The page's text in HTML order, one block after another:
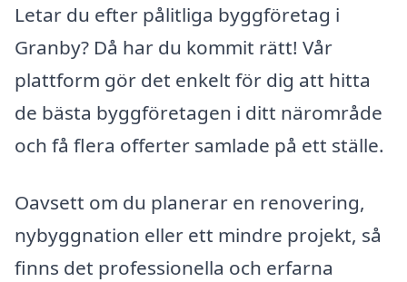
Letar du efter pålitliga byggföretag i
Granby? Då har du kommit rätt! Vår
plattform gör det enkelt för dig att hitta
de bästa byggföretagen i ditt närområde
och få flera offerter samlade på ett ställe.
Oavsett om du planerar en renovering,
nybyggnation eller ett mindre projekt, så
finns det professionella och erfarna